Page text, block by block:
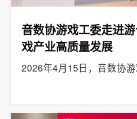
音数协游戏工委走进
戏产业高质量发展